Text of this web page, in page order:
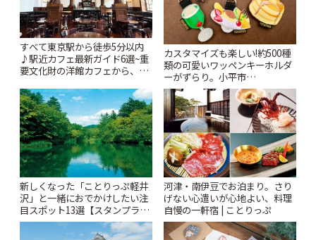
すべて東京駅から徒歩5分以内
♪駅近カフェ最新ガイド6選~重
要文化財の洋館カフェから、改
りっぷ
カスタマイズも楽しい!約500種
類の可愛いワッペンキーホルダ
ーがずらり。小平市
「Kimamaya T&K」 | ことりっ
ぷ
新しくなった「ことりっぷ軽井
沢」と一緒におでかけしたい注
目スポット13選【スタンプラリ
ー開催中】 | ことりっぷ
河津・南伊豆でお泊まり。さり
げない心遣いが心地よい、料理
自慢の一軒宿 | ことりっぷ